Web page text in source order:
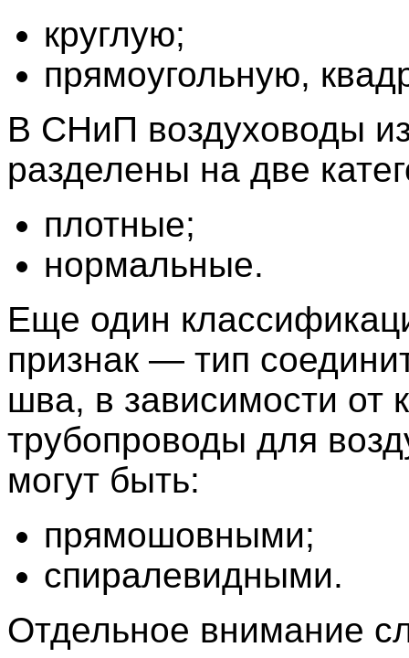
круглую;
прямоугольную,
В СНиП воздуховоды
разделены на две
плотные;
нормальные.
Еще один
признак — тип
шва, в зависимости от
трубопроводы для
могут быть:
прямошовными;
спиралевидными.
Отдельное внимание